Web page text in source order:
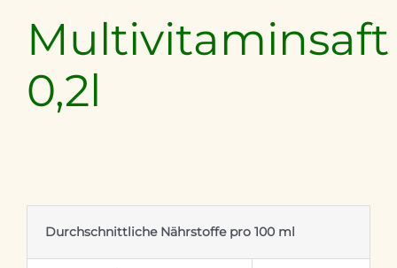
Multivitaminsaft
0,2l
Durchschnittliche Nährstoffe pro 100 ml